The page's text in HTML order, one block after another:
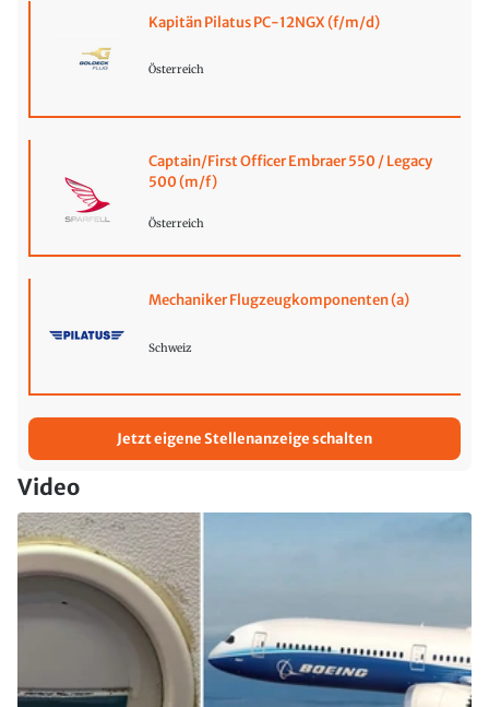
Kapitän Pilatus PC-12NGX (f/m/d)
Österreich
Captain/First Officer Embraer 550 / Legacy
500 (m/f)
Österreich
Mechaniker Flugzeugkomponenten (a)
Schweiz
Jetzt eigene Stellenanzeige schalten
Video